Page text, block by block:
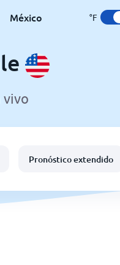
México °F
vivo
Pronóstico extendido